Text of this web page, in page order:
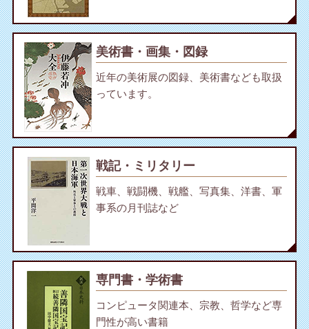
美術書・画集・図録
近年の美術展の図録、美術書なども取扱
っています。
戦記・ミリタリー
戦車、戦闘機、戦艦、写真集、洋書、軍
事系の月刊誌など
専門書・学術書
コンピュータ関連本、宗教、哲学など専
門性が高い書籍